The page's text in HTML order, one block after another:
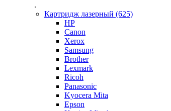
.
Картридж лазерный (625)
HP
Canon
Xerox
Samsung
Brother
Lexmark
Ricoh
Panasonic
Kyocera Mita
Epson